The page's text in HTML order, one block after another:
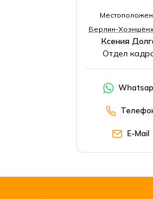
Берлин-
Ксения
Отдел
E-Mail